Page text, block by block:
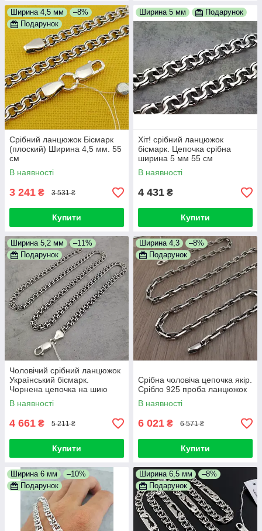
Ширина 4,5 мм
–8%
Подарунок
Срібний ланцюжок Бісмарк
(плоский) Ширина 4,5 мм. 55
см
В наявності
3 241 ₴ 3 531 ₴
Купити
Ширина 5 мм Подарунок
Хіт! срібний ланцюжок
бісмарк. Цепочка срібна
ширина 5 мм 55 см
В наявності
4 431 ₴
Купити
Ширина 5,2 мм
–11%
Подарунок
Чоловічий срібний ланцюжок
Український бісмарк.
Чорнена цепочка на шию
срібло 925
В наявності
4 661 ₴ 5 211 ₴
Купити
Ширина 4,3
–8%
Подарунок
Срібна чоловіча цепочка якір.
Срібло 925 проба ланцюжок
В наявності
6 021 ₴ 6 571 ₴
Купити
Ширина 6 мм
–10%
Подарунок
Ширина 6,5 мм
–8%
Подарунок